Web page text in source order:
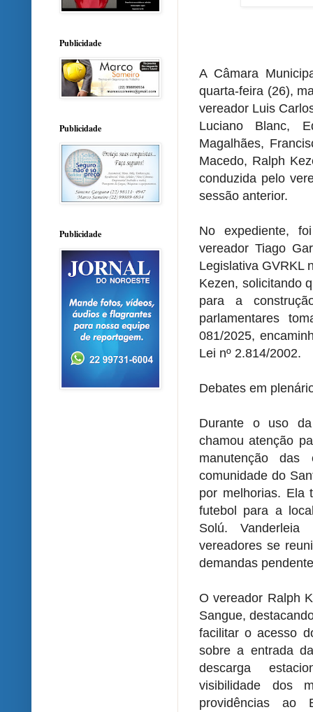
A Câmara
quarta-feira (26),
vereador Luis
Luciano Blanc,
Magalhães,
Macedo, Ralph
conduzida pelo
sessão anterior.
No expediente,
vereador Tiago
Legislativa GVRKL
Kezen, solicitando
para a
parlamentares
081/2025,
Lei nº 2.814/2002.
Debates em
Durante o uso
chamou atenção
manutenção
comunidade do
por melhorias. Ela
futebol para a
Solú.
vereadores se
demandas
O vereador Ralph
Sangue,
facilitar o acesso
sobre a entrada
descarga
visibilidade dos
providências ao
Publicidade
Publicidade
Publicidade